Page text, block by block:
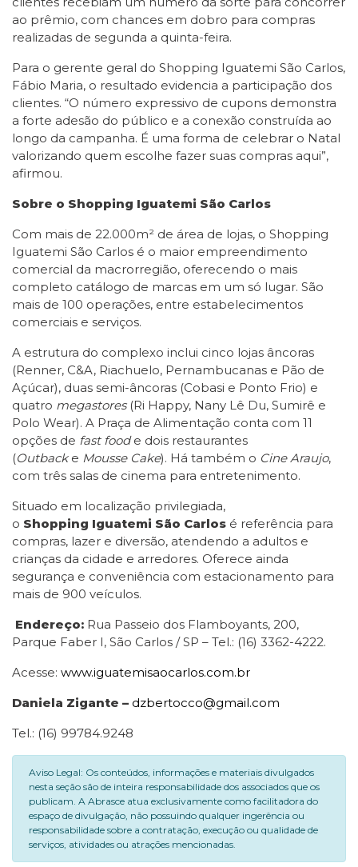
ao prêmio, com chances em dobro para compras
realizadas de segunda a quinta-feira.
Para o gerente geral do Shopping Iguatemi São Carlos,
Fábio Maria, o resultado evidencia a participação dos
clientes. “O número expressivo de cupons demonstra
a forte adesão do público e a conexão construída ao
longo da campanha. É uma forma de celebrar o Natal
valorizando quem escolhe fazer suas compras aqui”,
afirmou.
Sobre o Shopping Iguatemi São Carlos
Com mais de 22.000m² de área de lojas, o Shopping
Iguatemi São Carlos é o maior empreendimento
comercial da macrorregião, oferecendo o mais
completo catálogo de marcas em um só lugar. São
mais de 100 operações, entre estabelecimentos
comerciais e serviços.
A estrutura do complexo inclui cinco lojas âncoras
(Renner, C&A, Riachuelo, Pernambucanas e Pão de
Açúcar), duas semi-âncoras (Cobasi e Ponto Frio) e
quatro megastores(Ri Happy, Nany Lê Du, Sumirê e
Polo Wear). A Praça de Alimentação conta com 11
opções de fast foode dois restaurantes
(Outbacke Mousse Cake). Há também o Cine Araujo,
com três salas de cinema para entretenimento.
Situado em localização privilegiada,
o Shopping Iguatemi São Carlos é referência para
compras, lazer e diversão, atendendo a adultos e
crianças da cidade e arredores. Oferece ainda
segurança e conveniência com estacionamento para
mais de 900 veículos.
Endereço: Rua Passeio dos Flamboyants, 200,
Parque Faber I, São Carlos / SP – Tel.: (16) 3362-4222.
Acesse: www.iguatemisaocarlos.com.br
Daniela Zigante – dzbertocco@gmail.com
Tel.: (16) 99784.9248
Aviso Legal: Os conteúdos, informações e materiais divulgados
nesta seção são de inteira responsabilidade dos associados que os
publicam. A Abrasce atua exclusivamente como facilitadora do
espaço de divulgação, não possuindo qualquer ingerência ou
responsabilidade sobre a contratação, execução ou qualidade de
serviços, atividades ou atrações mencionadas.